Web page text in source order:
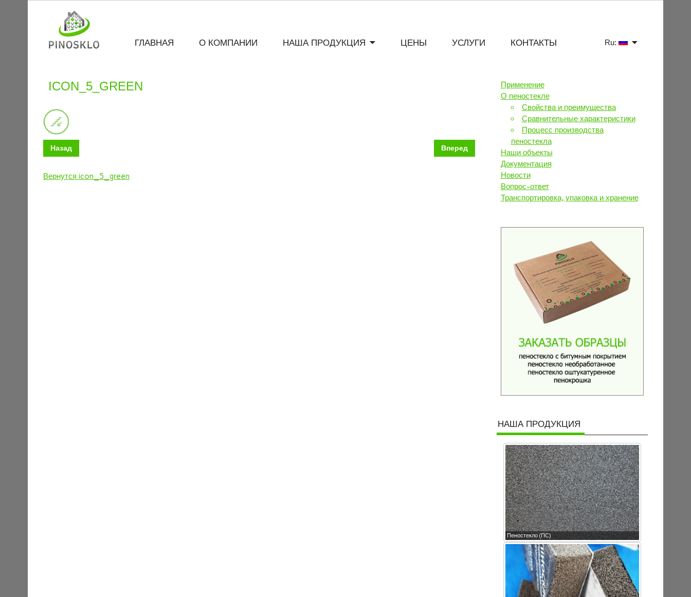
ГЛАВНАЯ О КОМПАНИИ НАША ПРОДУКЦИЯ ЦЕНЫ УСЛУГИ КОНТАКТЫ Ru:
ICON_5_GREEN
Назад Вперед
Вернутся icon_5_green
Применение
О пеностекле
Свойства и преимущества
Сравнительные характеристики
Процесс производства
пеностекла
Наши объекты
Документация
Новости
Вопрос-ответ
Транспортировка, упаковка и хранение
НАША ПРОДУКЦИЯ
Пеностекло (ПС)